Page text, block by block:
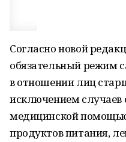
Согласно новой
обязательный режим
в отношении лиц
исключением
медицинской
продуктов питания,